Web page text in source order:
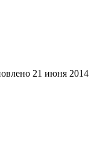
21 июня 2014